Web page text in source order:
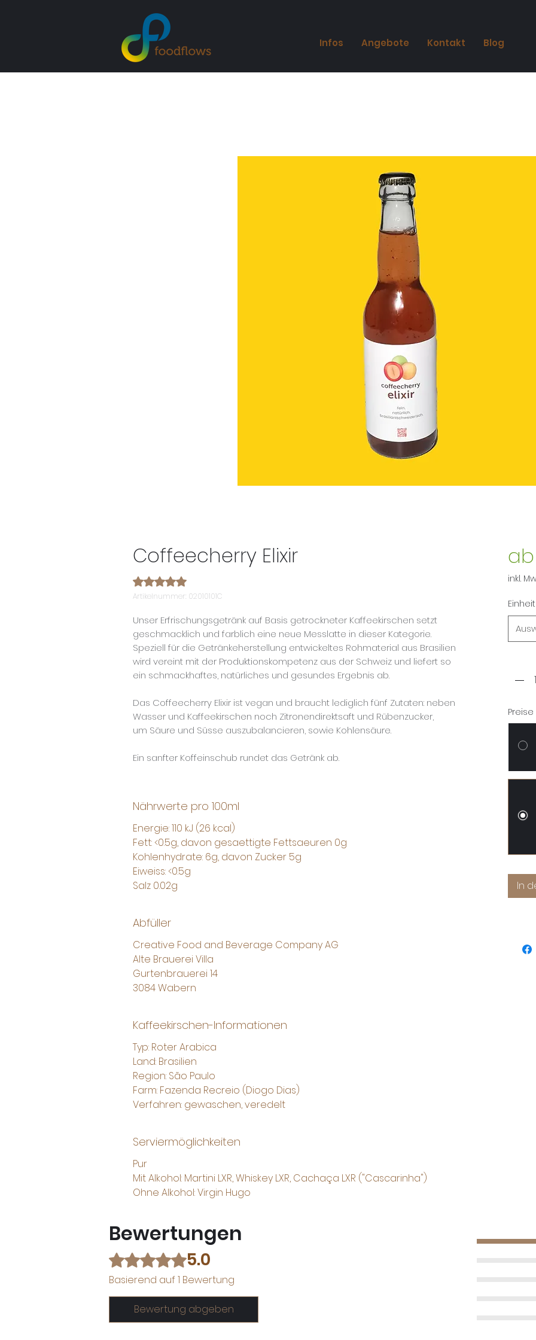
Infos Angebote Kontakt Blog
Coffeecherry Elixir
Das Rating beträgt 5.0 von fünf Sternen, basierend auf 1 Bewertung.
Artikelnummer: 02010101C
Unser Erfrischungsgetränk auf Basis getrockneter Kaffeekirschen setzt
geschmacklich und farblich eine neue Messlatte in dieser Kategorie.
Speziell für die Getränkeherstellung entwickeltes Rohmaterial aus Brasilien
wird vereint mit der Produktionskompetenz aus der Schweiz und liefert so
ein schmackhaftes, natürliches und gesundes Ergebnis ab.
Das Coffeecherry Elixir ist vegan und braucht lediglich fünf Zutaten: neben
Wasser und Kaffeekirschen noch Zitronendirektsaft und Rübenzucker,
um Säure und Süsse auszubalancieren, sowie Kohlensäure.
Ein sanfter Koffeinschub rundet das Getränk ab.
Nährwerte pro 100ml
Energie: 110 kJ (26 kcal)
Fett: <0.5g, davon gesaettigte Fettsaeuren 0g
Kohlenhydrate: 6g, davon Zucker 5g
Eiweiss: <0.5g
Salz 0.02g
Abfüller
Creative Food and Beverage Company AG
Alte Brauerei Villa
Gurtenbrauerei 14
3084 Wabern
Kaffeekirschen-Informationen
Typ: Roter Arabica
Land: Brasilien
Region: São Paulo
Farm: Fazenda Recreio (Diogo Dias)
Verfahren: gewaschen, veredelt
Serviermöglichkeiten
Pur
Mit Alkohol: Martini LXR, Whiskey LXR, Cachaça LXR ("Cascarinha")
Ohne Alkohol: Virgin Hugo
ab
inkl.
Einheit
Preise
In
Bewertungen
Mit 5 von 5 Sternen bewertet.
5.0
Basierend auf 1 Bewertung
Bewertung abgeben